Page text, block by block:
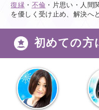
復縁 ・ 不倫 ・片思い・人間
を優しく受け止め、解決へ
初めての方